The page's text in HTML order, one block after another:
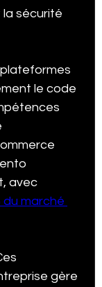
la sécurité
plateformes
le code
avec
marché
gère